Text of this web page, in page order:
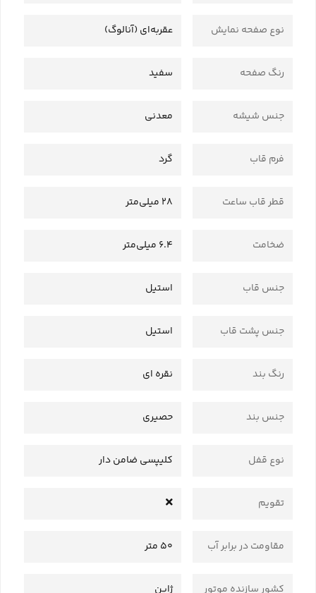
نوع صفحه نمایش عقربه‌ای (آنالوگ)
رنگ صفحه سفید
جنس شیشه معدنی
فرم قاب گرد
قطر قاب ساعت 28 میلی‌متر
ضخامت 6.4 میلی‌متر
جنس قاب استیل
جنس پشت قاب استیل
رنگ بند نقره ای
جنس بند حصیری
نوع قفل کلیپسی ضامن دار
تقویم
مقاومت در برابر آب 50 متر
کشور سازنده موتور ژاپن